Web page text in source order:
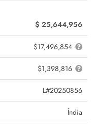
$ 25,644,956
$17,496,854
$1,398,816
L#20250856
Índia